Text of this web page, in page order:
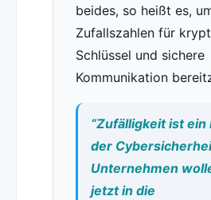
beides, so heißt es,
Zufallszahlen für
Schlüssel und sichere
Kommunikation
“Zufälligkeit ist ein
der
Unternehmen
jetzt in die